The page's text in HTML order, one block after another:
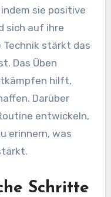
sie positive
sich auf ihre
Technik stärkt das
Das Üben
hilft,
Darüber
entwickeln,
erinnern, was
Schritte